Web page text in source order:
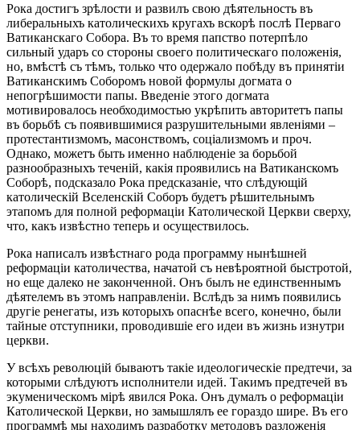
Рока достигъ зрѣлости и развилъ свою дѣятельность въ
либеральныхъ католическихъ кругахъ вскорѣ послѣ Перваго
Ватиканскаго Собора. Въ то время папство потерпѣло
сильный ударъ со стороны своего политическаго положенія,
но, вмѣстѣ съ тѣмъ, только что одержало побѣду въ принятіи
Ватиканскимъ Соборомъ новой формулы догмата о
непогрѣшимости папы. Введеніе этого догмата
мотивировалось необходимостью укрѣпить авторитетъ папы
въ борьбѣ съ появившимися разрушительными явленіями –
протестантизмомъ, масонствомъ, соціализмомъ и проч.
Однако, можетъ быть именно наблюденіе за борьбой
разнообразныхъ теченій, какія проявились на Ватиканскомъ
Соборѣ, подсказало Рока предсказаніе, что слѣдующій
католическій Вселенскій Соборъ будетъ рѣшительнымъ
этапомъ для полной реформаціи Католической Церкви сверху,
что, какъ извѣстно теперь и осуществилось.
Рока написалъ извѣстнаго рода программу нынѣшней
реформаціи католичества, начатой съ невѣроятной быстротой,
но еще далеко не законченной. Онъ былъ не единственнымъ
дѣятелемъ въ этомъ направленіи. Вслѣдъ за нимъ появились
другіе ренегаты, изъ которыхъ опаснѣе всего, конечно, были
тайные отступники, проводившіе его идеи въ жизнь изнутри
церкви.
У всѣхъ революцій бываютъ такіе идеологическіе предтечи, за
которыми слѣдуютъ исполнители идей. Такимъ предтечей въ
экуменическомъ мірѣ явился Рока. Онъ думалъ о реформаціи
Католической Церкви, но замышлялъ ее гораздо шире. Въ его
программѣ мы находимъ разработку методовъ разложенія